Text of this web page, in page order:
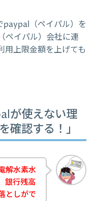
paypal（ペイパル）を
ペイパル）会社に連
上限金額を上げても
が使えない理
確認する！」
解水素水
銀行残高
としがで